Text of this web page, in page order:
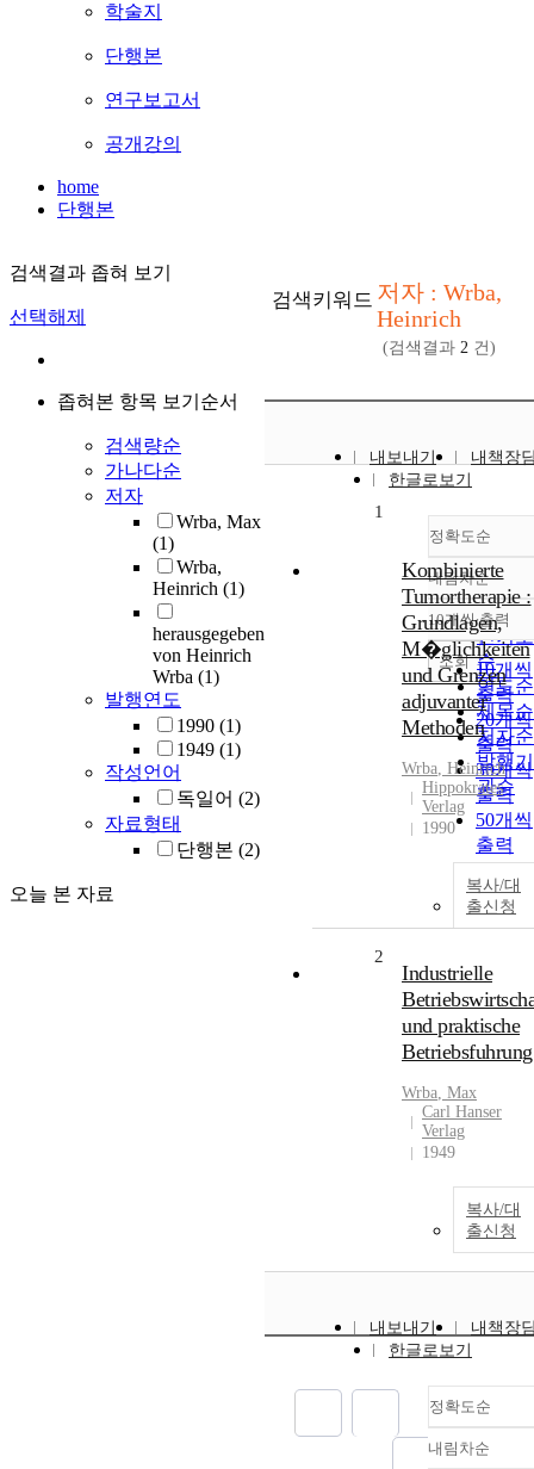
학술지
단행본
연구보고서
공개강의
home
단행본
검색결과 좁혀 보기
선택해제
좁혀본 항목 보기순서
검색량순
가나다순
저자
Wrba, Max
(1)
Wrba,
Heinrich (1)
herausgegeben
von Heinrich
Wrba (1)
발행연도
1990 (1)
1949 (1)
작성언어
독일어 (2)
자료형태
단행본 (2)
오늘 본 자료
검색키워드 저자 : Wrba,
Heinrich
(검색결과 2 건)
내보내기
내책장
한글로보기
정확도순
정확도
순
인기도
순
연도순
제목순
저자순
발행기
관순
내림차순
내림
10개씩 출력
10개씩
출력
20개씩
출력
30개씩
출력
50개씩
출력
출력
조회
1
Kombinierte
Tumortherapie :
Grundlagen,
M�glichkeiten
und Grenzen
adjuvanter
Methoden
Wrba, Heinrich
Hippokrates
Verlag
1990
복사/대
출신청
2
Industrielle
und praktische
Betriebsfuhrung
Wrba, Max
Carl Hanser
Verlag
1949
복사/대
출신청
내보내기
내책장
한글로보기
정확도순
정확도
내림차순